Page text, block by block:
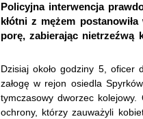
Policyjna interwencja
kłótni z mężem
porę, zabierając nietrzeźwą
Dzisiaj około godziny 5, oficer
załogę w rejon osiedla
tymczasowy dworzec
ochrony, którzy zauważyli